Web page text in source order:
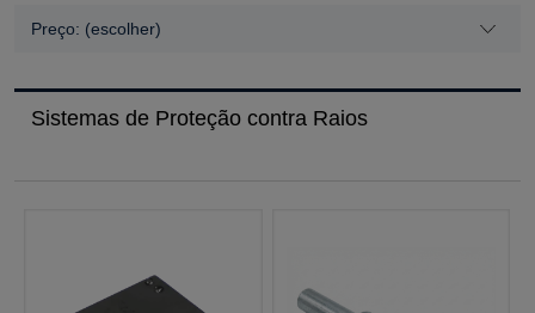
Preço: (escolher)
Sistemas de Proteção contra Raios